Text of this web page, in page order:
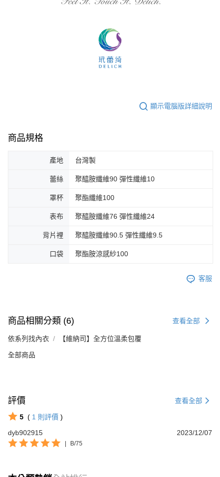
顯示電腦版詳細說明
商品規格
產地 台灣製
蕾絲 聚醯胺纖維90 彈性纖維10
罩杯 聚酯纖維100
表布 聚醯胺纖維76 彈性纖維24
背片裡 聚醯胺纖維90.5 彈性纖維9.5
口袋 聚酯胺涼感紗100
客服
商品相關分類 (6) 查看全部
依系列找內衣 【維納司】全方位溫柔包覆
全部商品
評價 查看全部
5 ( 1 則評價 )
dyb902915
2023/12/07
| B/75